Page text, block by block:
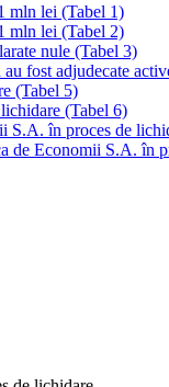
mln lei (Tabel 1)
mln lei (Tabel 2)
nule (Tabel 3)
fost adjudecate
(Tabel 5)
(Tabel 6)
S.A. în proces de
de Economii S.A. în